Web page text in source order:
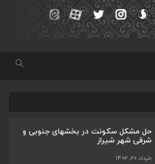
حل مشکل سکونت در بخشهای جنوبی و
شرقی شهر شیراز
خرداد ۲۰, ۱۴۰۲